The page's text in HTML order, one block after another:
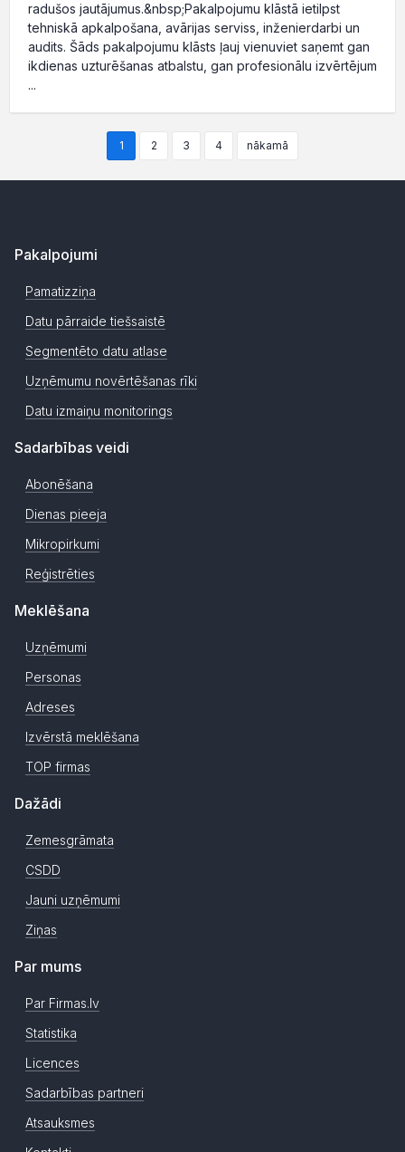
radušos jautājumus.&nbsp;Pakalpojumu klāstā ietilpst
tehniskā apkalpošana, avārijas serviss, inženierdarbi un
audits. Šāds pakalpojumu klāsts ļauj vienuviet saņemt gan
ikdienas uzturēšanas atbalstu, gan profesionālu izvērtējum
...
1 2 3 4 nākamā
Pakalpojumi
Pamatizziņa
Datu pārraide tiešsaistē
Segmentēto datu atlase
Uzņēmumu novērtēšanas rīki
Datu izmaiņu monitorings
Sadarbības veidi
Abonēšana
Dienas pieeja
Mikropirkumi
Reģistrēties
Meklēšana
Uzņēmumi
Personas
Adreses
Izvērstā meklēšana
TOP firmas
Dažādi
Zemesgrāmata
CSDD
Jauni uzņēmumi
Ziņas
Par mums
Par Firmas.lv
Statistika
Licences
Sadarbības partneri
Atsauksmes